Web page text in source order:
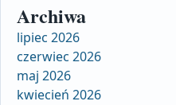
Archiwa
lipiec 2026
czerwiec 2026
maj 2026
kwiecień 2026